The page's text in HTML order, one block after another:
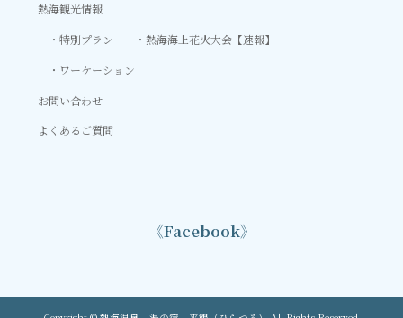
熱海観光情報
特別プラン
熱海海上花火大会【速報】
ワーケーション
お問い合わせ
よくあるご質問
《Facebook》